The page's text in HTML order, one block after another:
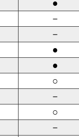
●
－
－
●
●
○
－
○
－